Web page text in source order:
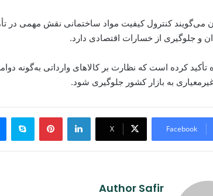
می‌گویند کنترول کیفیت مواد ساختمانی نقش مهمی در
و جلوگیری از خسارات اقتصادی دارد.
تأکید کرده است که نظارت بر کالاهای وارداتی به‌گونه
به بازار کشور جلوگیری شود.
Facebook
X
LinkedIn
Pinterest
Author Safir